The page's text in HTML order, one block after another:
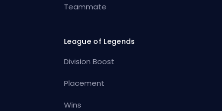
Teammate
League of Legends
Division Boost
Placement
Wins